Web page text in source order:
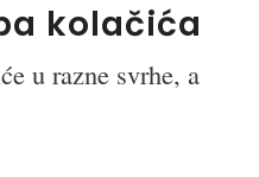
kolačića
u razne svrhe, a